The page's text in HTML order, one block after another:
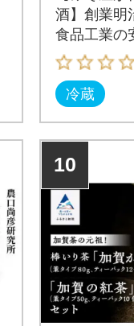
酒】創業明
食品工業の
だわりの味
冷蔵
10